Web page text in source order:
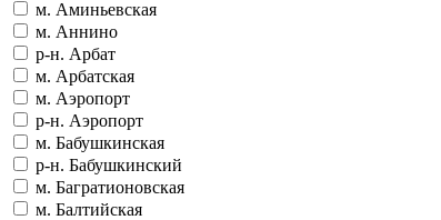
м. Аминьевская
м. Аннино
р-н. Арбат
м. Арбатская
м. Аэропорт
р-н. Аэропорт
м. Бабушкинская
р-н. Бабушкинский
м. Багратионовская
м. Балтийская